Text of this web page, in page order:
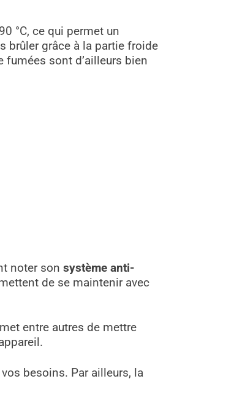
°C, ce qui permet un
brûler grâce à la partie froide
fumées sont d’ailleurs bien
noter son système anti-
de se maintenir avec
entre autres de mettre
besoins. Par ailleurs, la